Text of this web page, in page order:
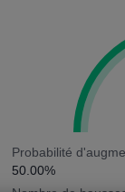
Probabilité
50.00%